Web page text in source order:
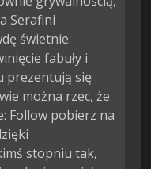
Serafini
świetnie.
fabuły i
prezentują się
można rzec, że
Follow pobierz na
stopniu tak,